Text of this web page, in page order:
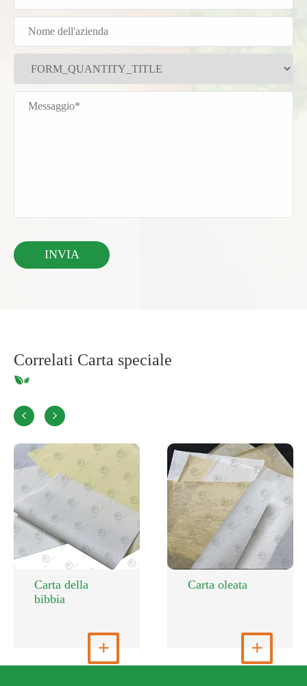
Correlati Carta speciale
 
Carta della
bibbia
Visualizza altro

Carta oleata
Visualizza altro
